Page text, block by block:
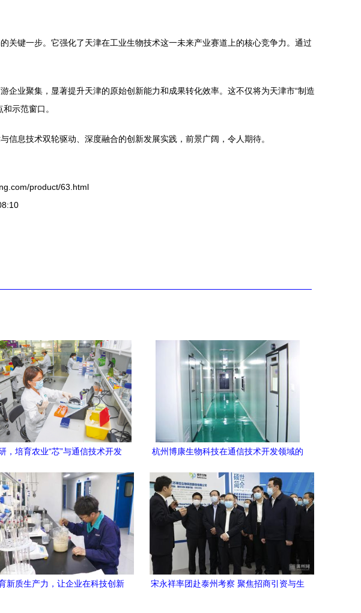
键一步。它强化了天津在工业生物技术这一未来产业赛道上的核心竞争力。通过
业聚集，显著提升天津的原始创新能力和成果转化效率。这不仅将为天津市“制造
示范窗口。
息技术双轮驱动、深度融合的创新发展实践，前景广阔，令人期待。
product/63.html
，培育农业“芯”与通信技术开发
杭州博康生物科技在通信技术开发领域的
新质生产力，让企业在科技创新
宋永祥率团赴泰州考察 聚焦招商引资与生